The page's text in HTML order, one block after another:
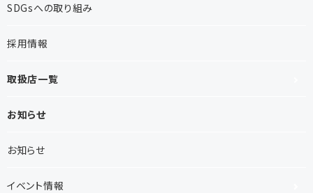
SDGsへの取り組み
採用情報
取扱店一覧
お知らせ
お知らせ
イベント情報